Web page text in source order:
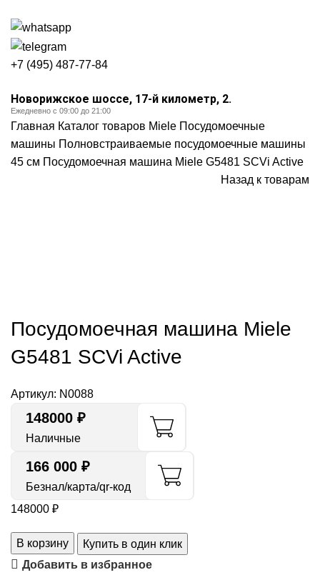
+7 (495) 487-77-84
Новорижское шоссе, 17-й километр, 2.
Ежедневно с 09:00 до 21:00
Главная Каталог товаров Miele Посудомоечные
машины Полновстраиваемые посудомоечные машины
45 см Посудомоечная машина Miele G5481 SCVi Active
Назад к товарам
Посудомоечная машина Miele
G5481 SCVi Active
Артикул: N0088
148000 ₽
Наличные
166 000 ₽
Безнал/карта/qr-код
148000 ₽
В корзину
Купить в один клик
Добавить в избранное